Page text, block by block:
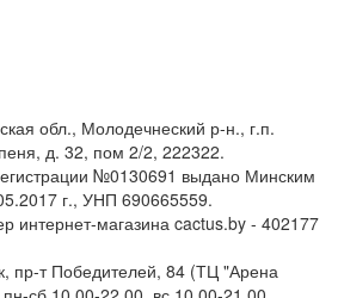
обл., Молодечнеский р-н., г.п.
д. 32, пом 2/2, 222322.
№0130691 выдано Минским
г., УНП 690665559.
интернет-магазина cactus.by - 402177
пр-т Победителей, 84 (ТЦ "Арена